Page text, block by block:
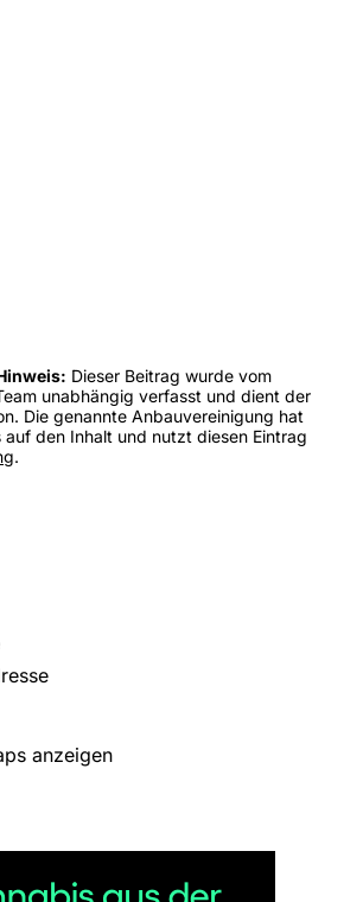
Dieser Beitrag wurde vom
unabhängig verfasst und dient der
Die genannte Anbauvereinigung hat
auf den Inhalt und nutzt diesen Eintrag
.
anzeigen